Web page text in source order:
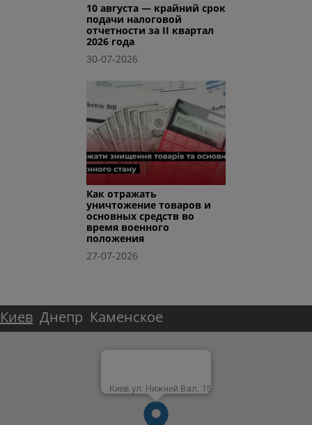
10 августа — крайний срок
подачи налоговой
отчетности за II квартал
2026 года
30-07-2026
Как отражать
уничтожение товаров и
основных средств во
время военного
положения
27-07-2026
Киев Днепр Каменское
Киев ул. Нижний Вал, 15